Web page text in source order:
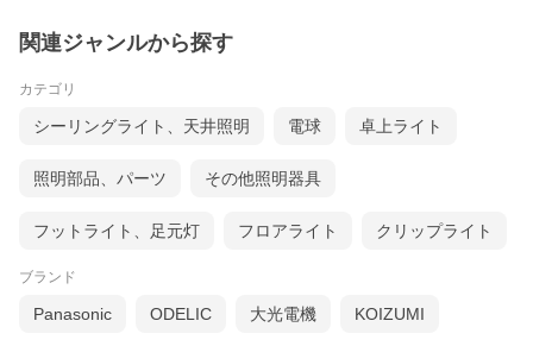
関連ジャンルから探す
カテゴリ
シーリングライト、天井照明 電球 卓上ライト
照明部品、パーツ その他照明器具
フットライト、足元灯 フロアライト クリップライト
ブランド
Panasonic ODELIC 大光電機 KOIZUMI